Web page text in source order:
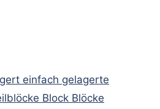
einfach gelagerte
Block Blöcke